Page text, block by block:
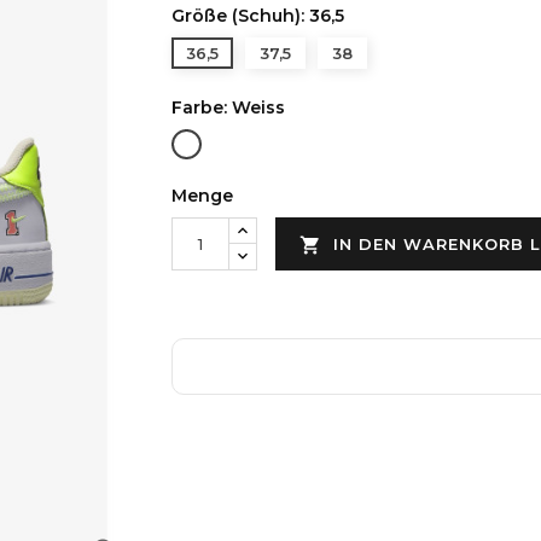
Größe (Schuh): 36,5
36,5 37,5 38
Farbe: Weiss
Weiss
Menge
 IN DEN WARENKORB